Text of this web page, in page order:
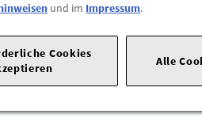
|E-Mail:
und im Impressum.
Cookies
Alle